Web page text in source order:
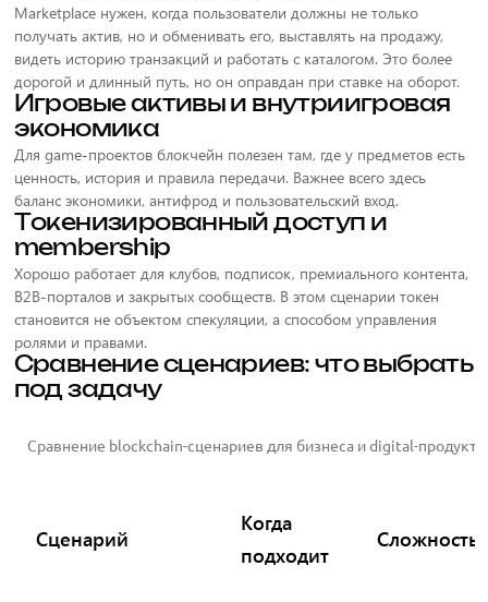
Marketplace нужен, когда пользователи должны не только
получать актив, но и обменивать его, выставлять на продажу,
видеть историю транзакций и работать с каталогом. Это более
дорогой и длинный путь, но он оправдан при ставке на оборот.
Игровые активы и внутриигровая
экономика
Для game-проектов блокчейн полезен там, где у предметов есть
ценность, история и правила передачи. Важнее всего здесь
баланс экономики, антифрод и пользовательский вход.
Токенизированный доступ и
membership
Хорошо работает для клубов, подписок, премиального контента,
B2B-порталов и закрытых сообществ. В этом сценарии токен
становится не объектом спекуляции, а способом управления
ролями и правами.
Сравнение сценариев: что выбрать
под задачу
Сравнение blockchain-сценариев для бизнеса и digital-
Сценарий
Когда
подходит
Сложность